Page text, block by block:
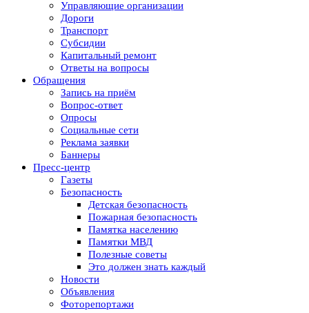
Управляющие организации
Дороги
Транспорт
Субсидии
Капитальный ремонт
Ответы на вопросы
Обращения
Запись на приём
Вопрос-ответ
Опросы
Социальные сети
Реклама заявки
Баннеры
Пресс-центр
Газеты
Безопасность
Детская безопасность
Пожарная безопасность
Памятка населению
Памятки МВД
Полезные советы
Это должен знать каждый
Новости
Объявления
Фоторепортажи